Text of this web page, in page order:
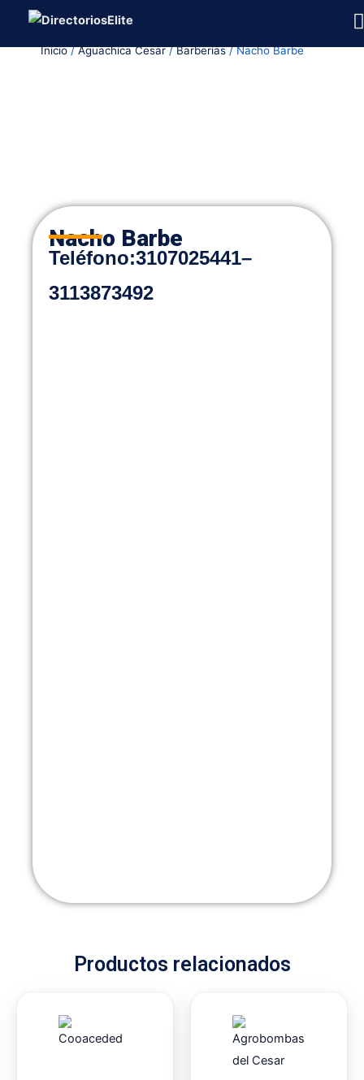
contenidoInicio/Aguachica Cesar/Barberias/ Nacho Barbe
Nacho Barbe
Teléfono:3107025441–
3113873492
Productos relacionados